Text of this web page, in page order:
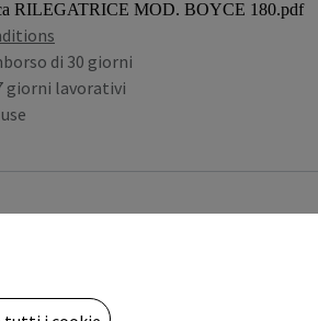
RILEGATRICE MOD. BOYCE 180.pdf
di 30 giorni
giorni lavorativi